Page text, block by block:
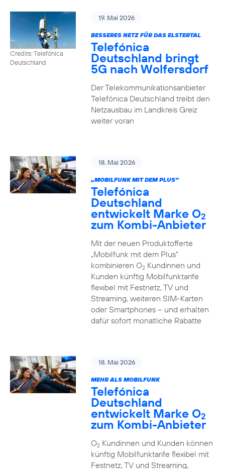
Credits: Telefónica
Deutschland
19. Mai 2026
BESSERES NETZ FÜR DAS ELSTERTAL
Telefónica
Deutschland bringt
5G nach Wolfersdorf
Der Telekommunikationsanbieter
Telefónica Deutschland treibt den
Netzausbau im Landkreis Greiz
weiter voran
18. Mai 2026
„MOBILFUNK MIT DEM PLUS”
Telefónica
Deutschland
entwickelt Marke O2
zum Kombi-Anbieter
Mit der neuen Produktofferte
„Mobilfunk mit dem Plus“
kombinieren O2Kundinnen und
Kunden künftig Mobilfunktarife
flexibel mit Festnetz, TV und
Streaming, weiteren SIM-Karten
oder Smartphones – und erhalten
dafür sofort monatliche Rabatte
18. Mai 2026
MEHR ALS MOBILFUNK
Telefónica
Deutschland
entwickelt Marke O2
zum Kombi-Anbieter
O2Kundinnen und Kunden können
künftig Mobilfunktarife flexibel mit
Festnetz, TV und Streaming,